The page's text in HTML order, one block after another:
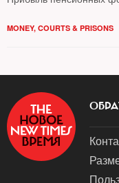
MONEY, COURTS & PRISONS